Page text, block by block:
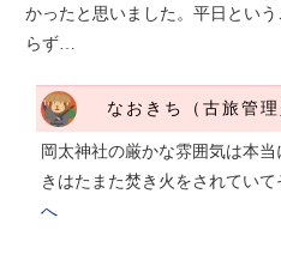
かったと思いました。平日とい
らず…
なおきち（古旅管理
岡太神社の厳かな雰囲気は本
きはたまた焚き火をされてい
へ